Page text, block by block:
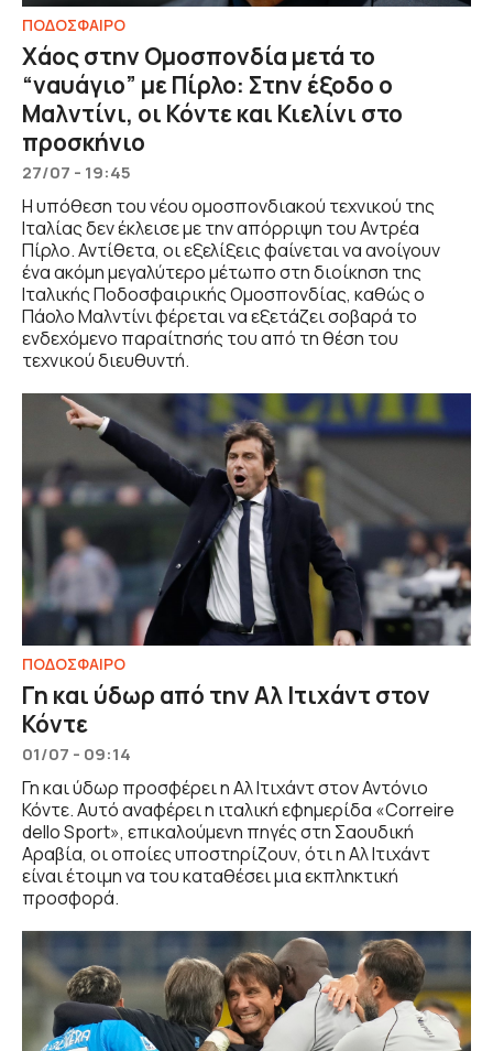
ΠΟΔΟΣΦΑΙΡΟ
Χάος στην Ομοσπονδία μετά το
“ναυάγιο” με Πίρλο: Στην έξοδο ο
Μαλντίνι, οι Κόντε και Κιελίνι στο
προσκήνιο
27/07 - 19:45
Η υπόθεση του νέου ομοσπονδιακού τεχνικού της
Ιταλίας δεν έκλεισε με την απόρριψη του Αντρέα
Πίρλο. Αντίθετα, οι εξελίξεις φαίνεται να ανοίγουν
ένα ακόμη μεγαλύτερο μέτωπο στη διοίκηση της
Ιταλικής Ποδοσφαιρικής Ομοσπονδίας, καθώς ο
Πάολο Μαλντίνι φέρεται να εξετάζει σοβαρά το
ενδεχόμενο παραίτησής του από τη θέση του
τεχνικού διευθυντή.
ΠΟΔΟΣΦΑΙΡΟ
Γη και ύδωρ από την Αλ Ιτιχάντ στον
Κόντε
01/07 - 09:14
Γη και ύδωρ προσφέρει η Αλ Ιτιχάντ στον Αντόνιο
Κόντε. Αυτό αναφέρει η ιταλική εφημερίδα «Correire
dello Sport», επικαλούμενη πηγές στη Σαουδική
Αραβία, οι οποίες υποστηρίζουν, ότι η Αλ Ιτιχάντ
είναι έτοιμη να του καταθέσει μια εκπληκτική
προσφορά.